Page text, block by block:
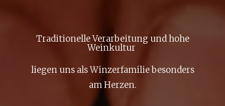
Traditionelle Verarbeitung und hohe
Weinkultur
liegen uns als Winzerfamilie besonders
am Herzen.